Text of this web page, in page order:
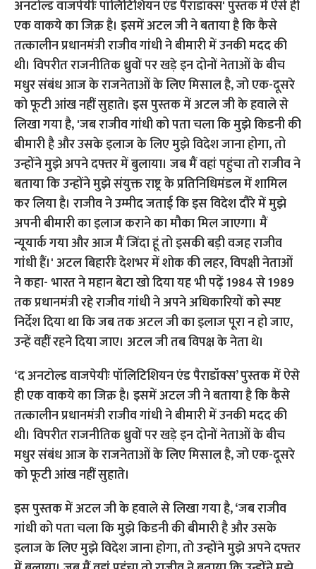
‘द अनटोल्ड वाजपेयीः पॉलिटिशियन एंड पैराडॉक्स’ पुस्तक में ऐसे
ही एक वाकये का जिक्र है। इसमें अटल जी ने बताया है कि कैसे
तत्कालीन प्रधानमंत्री राजीव गांधी ने बीमारी में उनकी मदद की
थी। विपरीत राजनीतिक ध्रुवों पर खड़े इन दोनों नेताओं के बीच
मधुर संबंध आज के राजनेताओं के लिए मिसाल है, जो एक-दूसरे
को फूटी आंख नहीं सुहाते।
इस पुस्तक में अटल जी के हवाले से लिखा गया है, ‘जब राजीव
गांधी को पता चला कि मुझे किडनी की बीमारी है और उसके
इलाज के लिए मुझे विदेश जाना होगा, तो उन्होंने मुझे अपने दफ्तर